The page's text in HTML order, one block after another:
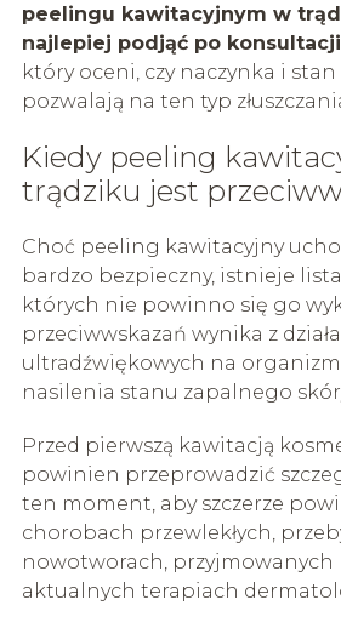
peelingu kawitacyjnym w
najlepiej podjąć po
który oceni, czy naczynka i
pozwalają na ten typ
Kiedy peeling
trądziku jest
Choć peeling kawitacyjny
bardzo bezpieczny, istnieje
których nie powinno się go
przeciwwskazań wynika z
ultradźwiękowych na
nasilenia stanu zapalnego
Przed pierwszą kawitacją
powinien przeprowadzić
ten moment, aby szczerze
chorobach przewlekłych,
nowotworach, przyjmowanych
aktualnych terapiach